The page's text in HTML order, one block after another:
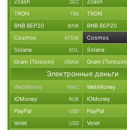
Zcash ZEC Zcash
TRON TRX TRON
BNB BEP20 BNB BNB BEP20
Cosmos ATOM Cosmos
Solana SOL Solana
Gram (Toncoin) GRAM Gram (Toncoin)
Электронные деньги
WebMoney WMZ WebMoney
ЮMoney RUB ЮMoney
PayPal USD PayPal
Volet USD Volet